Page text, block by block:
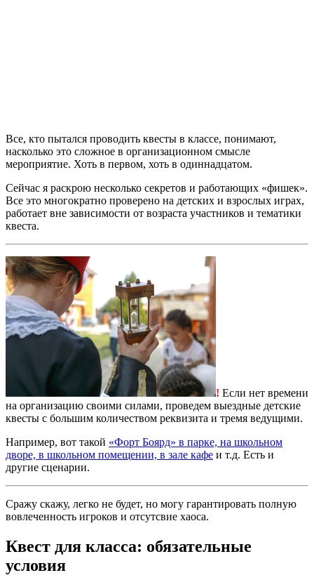
Все, кто пытался проводить квесты в классе, понимают,
насколько это сложное в организационном смысле
мероприятие. Хоть в первом, хоть в одиннадцатом.
Сейчас я раскрою несколько секретов и работающих «фишек».
Все это многократно проверено на детских и взрослых играх,
работает вне зависимости от возраста участников и тематики
квеста.
! Если нет времени
на организацию своими силами, проведем выездные детские
квесты с большим количеством реквизита и тремя ведущими.
Например, вот такой «Форт Боярд» в парке, на школьном
дворе, в школьном помещении, в зале кафе и т.д. Есть и
другие сценарии.
Сражу скажу, легко не будет, но могу гарантировать полную
вовлеченность игроков и отсутсвие хаоса.
Квест для класса: обязательные
условия